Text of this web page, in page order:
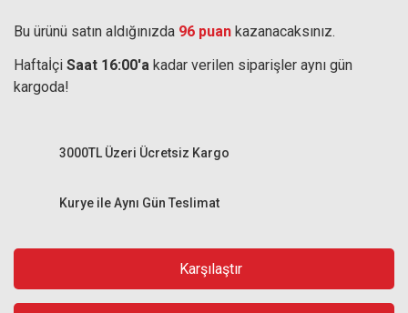
Bu ürünü satın aldığınızda 96 puan kazanacaksınız.
Haftaİçi Saat 16:00'a kadar verilen siparişler aynı gün
kargoda!
Kurye ile Aynı Gün Teslimat
3000TL Üzeri Ücretsiz Kargo
Karşılaştır